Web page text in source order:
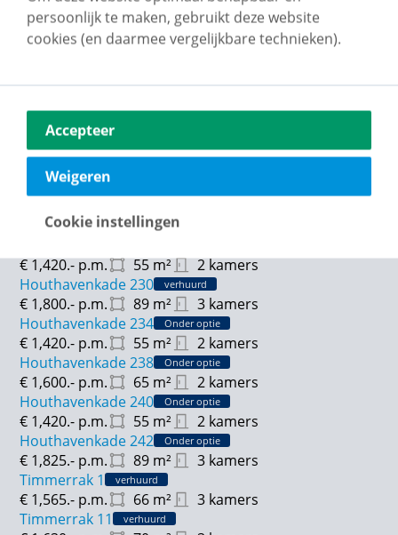
Houthavenkade 212
Onder optie
m² 3 kamers
€ 1,780.-
p.m.
Houthavenkade 216
Onder optie
Houthavenkade 220
Onder optie
64m² 2 kamers
€ 1,570.-p.m.
Houthavenkade 222
54m² 2 kamers
€ 1,420.-p.m.
Houthavenkade 224
€ 1,800.-p.m.
64m²
€ 1,580.-p.m.
55 m² 2 kamers
€ 1,420.- p.m.
Houthavenkade 230
verhuurd
89 m² 3 kamers
€ 1,800.- p.m.
Houthavenkade 234
Onder optie
55 m² 2 kamers
€ 1,420.- p.m.
Houthavenkade 238
Onder optie
65 m² 2 kamers
€ 1,600.- p.m.
Houthavenkade 240
Onder optie
55 m² 2 kamers
€ 1,420.- p.m.
Houthavenkade 242
Onder optie
89 m² 3 kamers
€ 1,825.- p.m.
Timmerrak 1
verhuurd
66 m² 3 kamers
€ 1,565.- p.m.
Timmerrak 11
verhuurd
persoonlijk te maken, gebruikt deze website
cookies (en daarmee vergelijkbare technieken).
Accepteer
Weigeren
Cookie instellingen